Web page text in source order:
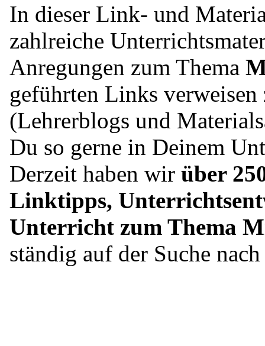
In dieser Link- und
zahlreiche
Anregungen zum Thema
geführten Links
(Lehrerblogs und
Du so gerne in Deinem
Derzeit haben wir über
Linktipps,
Unterricht zum Thema
ständig auf der Suche